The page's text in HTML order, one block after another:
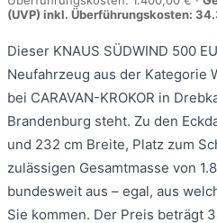
(UVP) inkl. Überführungskosten:
Dieser KNAUS SÜDWIND 500
Neufahrzeug aus der Kategorie
bei CARAVAN-KROKOR in
Brandenburg steht. Zu den
und 232 cm Breite, Platz zum
zulässigen Gesamtmasse von
bundesweit aus – egal, aus
Sie kommen. Der Preis beträgt